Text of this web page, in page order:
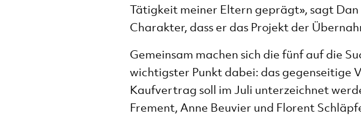
Tätigkeit meiner Eltern geprägt», sagt
Charakter, dass er das Projekt der
Gemeinsam machen sich die fünf auf die
wichtigster Punkt dabei: das gegenseitige
Kaufvertrag soll im Juli unterzeichnet
Frement, Anne Beuvier und Florent